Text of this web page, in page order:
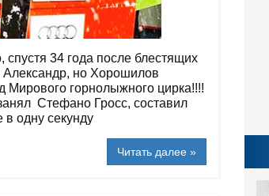
34 года после блестящих
но Хорошилов
Мирового горнолыжного цирка!!!!
Стефано Гросс, составил
в одну секунду
Читать далее »